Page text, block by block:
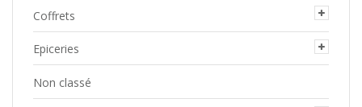
Coffrets
Epiceries
Non classé